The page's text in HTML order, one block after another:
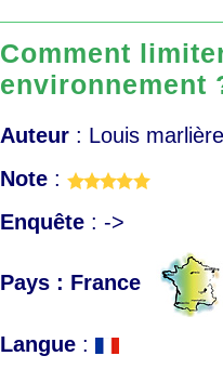
Comment
Auteur : Louis marlière
Note :
Enquête : ->
Pays : France
Langue :